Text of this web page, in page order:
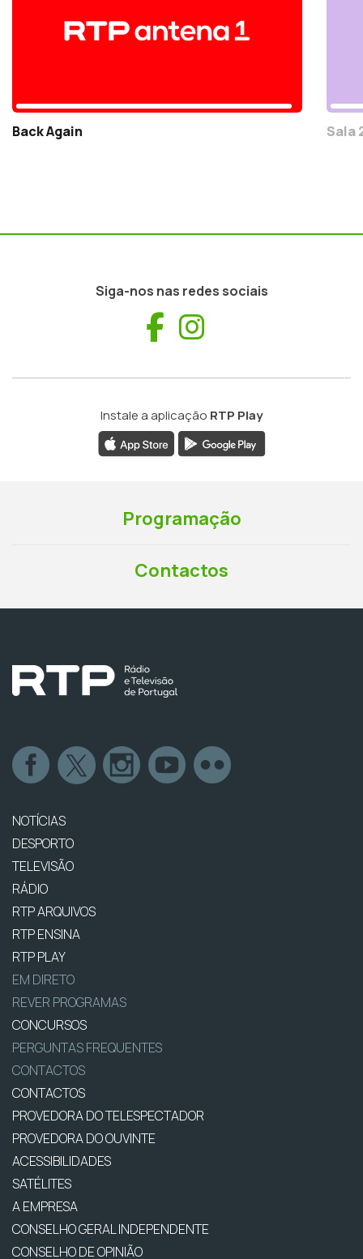
Back Again Sala
Siga-nos nas redes sociais
Facebook
Instale a aplicação RTP Play
Programação
Contactos
NOTÍCIAS
DESPORTO
TELEVISÃO
RÁDIO
RTP ARQUIVOS
RTP ENSINA
RTP PLAY
EM DIRETO
REVER PROGRAMAS
CONCURSOS
PERGUNTAS FREQUENTES
CONTACTOS
CONTACTOS
PROVEDORA DO TELESPECTADOR
PROVEDORA DO OUVINTE
ACESSIBILIDADES
SATÉLITES
A EMPRESA
CONSELHO GERAL INDEPENDENTE
CONSELHO DE OPINIÃO